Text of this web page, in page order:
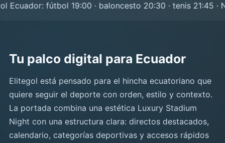
fútbol 19:00 · baloncesto 20:30 · tenis 21:45 ·
Tu palco digital para Ecuador
Elitegol está pensado para el hincha ecuatoriano que
quiere seguir el deporte con orden, estilo y contexto.
La portada combina una estética Luxury Stadium
Night con una estructura clara: directos destacados,
calendario, categorías deportivas y accesos rápidos